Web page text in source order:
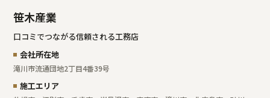
笹木産業
口コミでつながる信頼される工務店
会社所在地
滝川市流通団地2丁目4番39号
施工エリア